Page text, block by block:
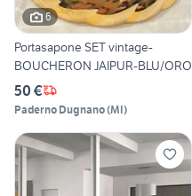
6
Portasapone SET vintage-
BOUCHERON JAIPUR-BLU/ORO
50 €
Paderno Dugnano(MI)